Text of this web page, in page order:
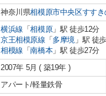
神奈川県相模原市中央区すす
横浜線 「相模原」駅 徒歩12分
京王相模原線 「 多摩境 」駅 徒
相模線 「南橋本」駅 徒歩27分
2007年 5月 ( 築19年 )
アパート/軽量鉄骨